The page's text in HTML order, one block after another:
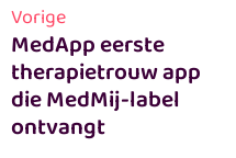
Vorige
MedApp eerste
therapietrouw app
die MedMij-label
ontvangt